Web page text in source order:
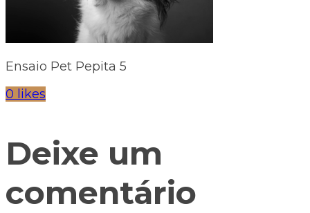
Ensaio Pet Pepita 5
0 likes
Deixe um
comentário